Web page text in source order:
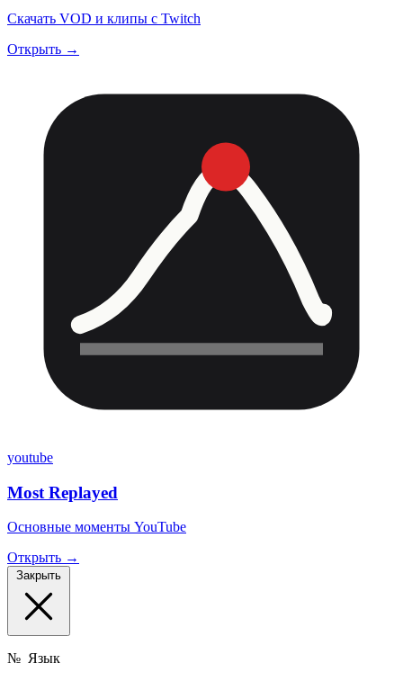
Скачать VOD и клипы с Twitch
Открыть →
youtube
Most Replayed
Основные моменты YouTube
Открыть →
Закрыть
№ Язык